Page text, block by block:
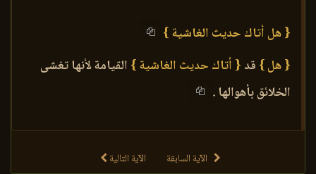
{ هل أتاك حديث الغاشية }
{ هل } قد { أتاك حديث الغاشية } القيامة لأنها تغشى
الخلائق بأهوالها .
الآية السابقة الآية التالية